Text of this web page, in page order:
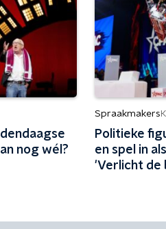
nog wél?
Spraakmakers
Politieke
en spel in
'Verlicht de